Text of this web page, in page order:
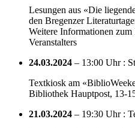
Lesungen aus «Die
den Bregenzer
Weitere Informationen zum
Veranstalters
24.03.2024 – 13:00 Uhr :
Textkiosk am
Bibliothek Hauptpost, 13-
21.03.2024 – 19:30 Uhr :